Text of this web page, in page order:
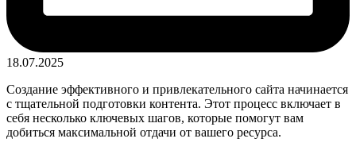
18.07.2025
Создание эффективного и привлекательного сайта начинается
с тщательной подготовки контента. Этот процесс включает в
себя несколько ключевых шагов, которые помогут вам
добиться максимальной отдачи от вашего ресурса.